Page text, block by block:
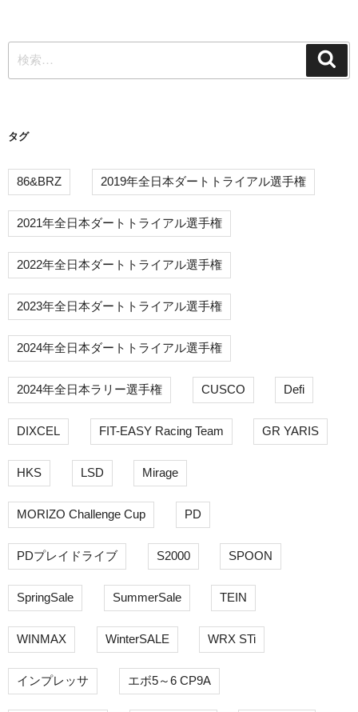
シ
ョ
索:
タグ
86&BRZ 2019年全日本ダートトライアル選手権
2021年全日本ダートトライアル選手権
2022年全日本ダートトライアル選手権
2023年全日本ダートトライアル選手権
2024年全日本ダートトライアル選手権
2024年全日本ラリー選手権 CUSCO Defi
DIXCEL FIT-EASY Racing Team GR YARIS
HKS LSD Mirage
MORIZO Challenge Cup PD
PDプレイドライブ S2000 SPOON
SpringSale SummerSale TEIN
WINMAX WinterSALE WRX STi
インプレッサ エボ5～6 CP9A